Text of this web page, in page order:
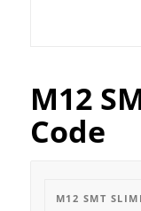
M12
Code
M12 SMT